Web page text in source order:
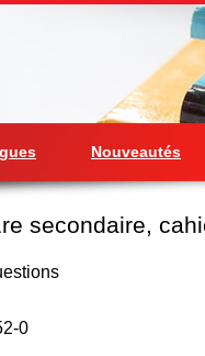
Nouveautés
secondaire,
0